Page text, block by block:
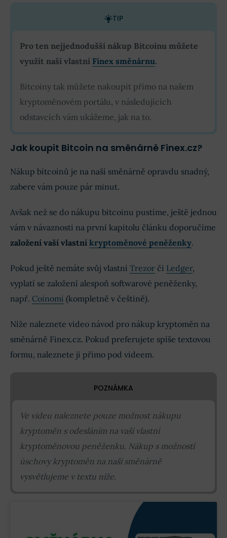
TIP
Pro ten nejjednodušší nákup Bitcoinu můžete
využít naší vlastní Finex směnárnu.
Bitcoiny tak můžete nakoupit přímo na našem
kryptoměnovém portálu, v následujících
odstavcích vám ukážeme, jak na to.
Jak koupit Bitcoin na směnárně Finex.cz?
Nákup bitcoinů je na naší směnárně opravdu snadný,
zabere vám pouze pár minut.
Avšak než se do nákupu bitcoinu pustíme, ještě jednou
vám v návaznosti na první kapitolu článku doporučíme
založení vaší vlastní kryptoměnové peněženky.
Pokud ještě nemáte svůj vlastní Trezor či Ledger,
vyplatí se založení alespoň softwarové peněženky,
např. Coinomi (kompletně v češtině).
Níže naleznete video návod pro nákup kryptoměn na
směnárně Finex.cz. Pokud preferujete spíše textovou
formu, naleznete ji přímo pod videem.
POZNÁMKA
Ve videu naleznete pouze možnost nákupu
kryptoměn s odesláním na vaší vlastní
kryptoměnovou peněženku. Nákup s možností
úschovy kryptoměn na naší směnárně
vysvětlujeme v textu níže.